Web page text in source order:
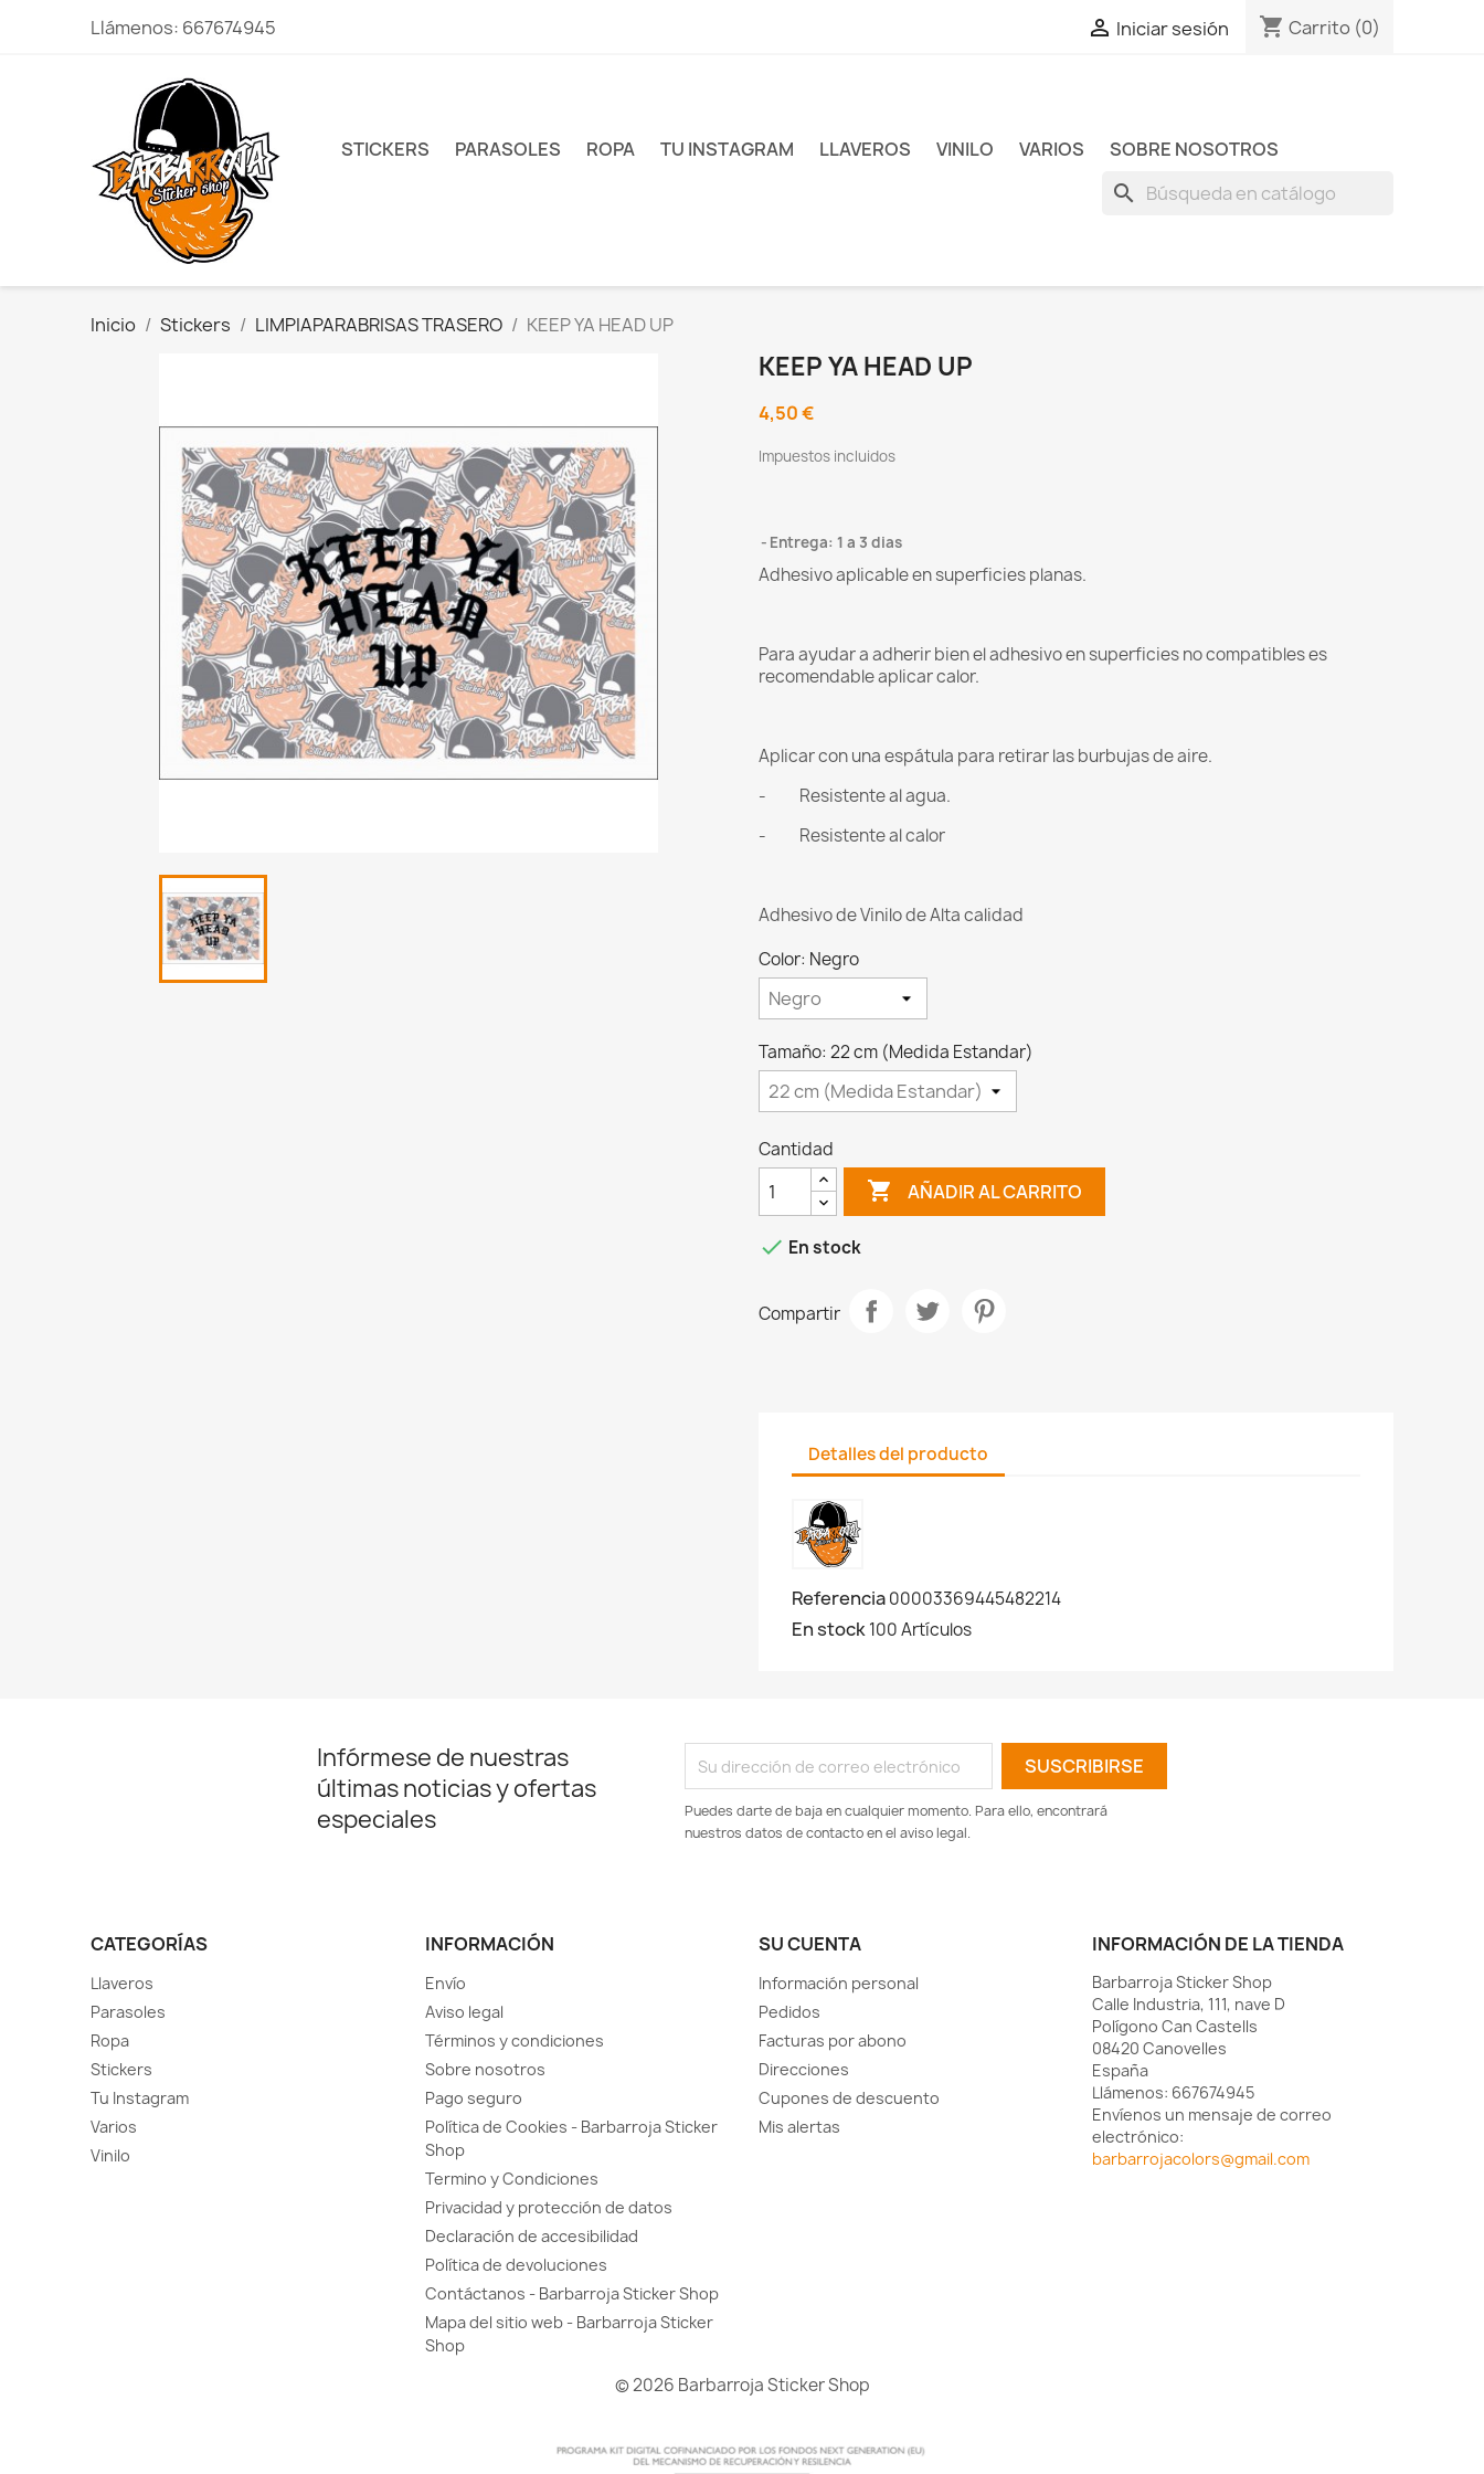
Llámenos: 667674945  Iniciar sesión shopping_cart Carrito (0)
STICKERS PARASOLES ROPA TU INSTAGRAM LLAVEROS VINILO VARIOS SOBRE NOSOTROS
search
Inicio Stickers LIMPIAPARABRISAS TRASERO KEEP YA HEAD UP
KEEP YA HEAD UP
4,50 €
Impuestos incluidos
Entrega: 1 a 3 dias
Adhesivo aplicable en superficies planas.
Para ayudar a adherir bien el adhesivo en superficies no compatibles es
recomendable aplicar calor.
Aplicar con una espátula para retirar las burbujas de aire.
- Resistente al agua.
- Resistente al calor
Adhesivo de Vinilo de Alta calidad
Color: Negro
Tamaño: 22 cm (Medida Estandar)
Cantidad
 AÑADIR AL CARRITO
 En stock
Compartir
Detalles del producto
Referencia00003369445482214
En stock100 Artículos
Infórmese de nuestras
últimas noticias y ofertas
especiales
Puedes darte de baja en cualquier momento. Para ello, encontrará
nuestros datos de contacto en el aviso legal.
CATEGORÍAS
Llaveros
Parasoles
Ropa
Stickers
Tu Instagram
Varios
Vinilo
INFORMACIÓN
Envío
Aviso legal
Términos y condiciones
Sobre nosotros
Pago seguro
Política de Cookies - Barbarroja Sticker
Shop
Termino y Condiciones
Privacidad y protección de datos
Declaración de accesibilidad
Política de devoluciones
Contáctanos - Barbarroja Sticker Shop
Mapa del sitio web - Barbarroja Sticker
Shop
SU CUENTA
Información personal
Pedidos
Facturas por abono
Direcciones
Cupones de descuento
Mis alertas
INFORMACIÓN DE LA TIENDA
Barbarroja Sticker Shop
Calle Industria, 111, nave D
Polígono Can Castells
08420 Canovelles
España
Llámenos: 667674945
Envíenos un mensaje de correo
electrónico:
barbarrojacolors@gmail.com
© 2026 Barbarroja Sticker Shop